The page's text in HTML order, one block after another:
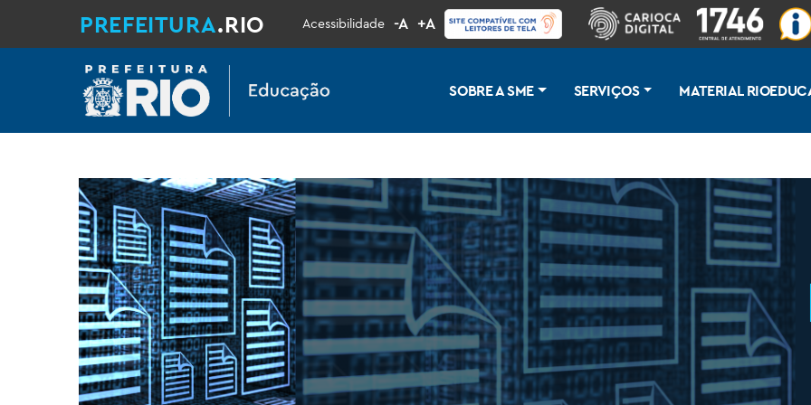
PREFEITURA.RIO Acessibilidade -A +A
SOBRE A SME SERVIÇOS MATERIAL